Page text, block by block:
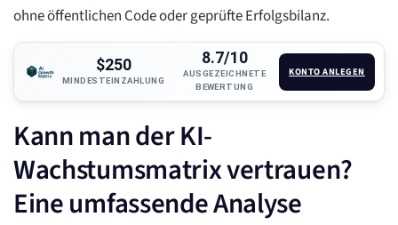
ohne öffentlichen Code oder geprüfte Erfolgsbilanz.
$250
MINDESTEINZAHLUNG
8.7/10
AUSGEZEICHNETE
BEWERTUNG
KONTO ANLEGEN
Kann man der KI-
Wachstumsmatrix vertrauen?
Eine umfassende Analyse